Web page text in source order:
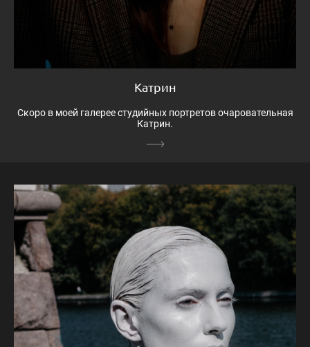
Катрин
Скоро в моей галерее студийных портретов очаровательная
Катрин.